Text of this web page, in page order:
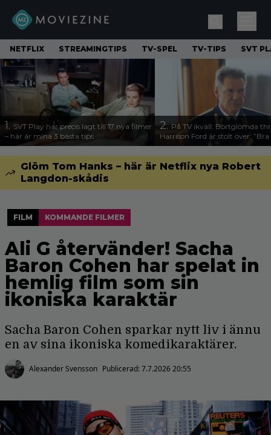
NETFLIX STREAMINGTIPS TV-SPEL TV-TIPS SVT
1. SVT Play har precis lagt till 17 nya filmer
– här är mina 3 bästa tips
2. På TV ikväll: Bortglömda
Harrison Ford är stolt över:
Glöm Tom Hanks – här är Netflix nya Robert
Langdon-skådis
FILM KOMMANDE FILMER
Ali G återvänder! Sacha
Baron Cohen har spelat in
hemlig film som sin
ikoniska karaktär
Sacha Baron Cohen sparkar nytt liv i ännu
en av sina ikoniska komedikaraktärer.
Alexander Svensson Publicerad:7.7.2026 20:55